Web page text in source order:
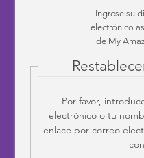
Ingrese su
electrónico
de My
Por favor,
electrónico o tu
enlace por correo